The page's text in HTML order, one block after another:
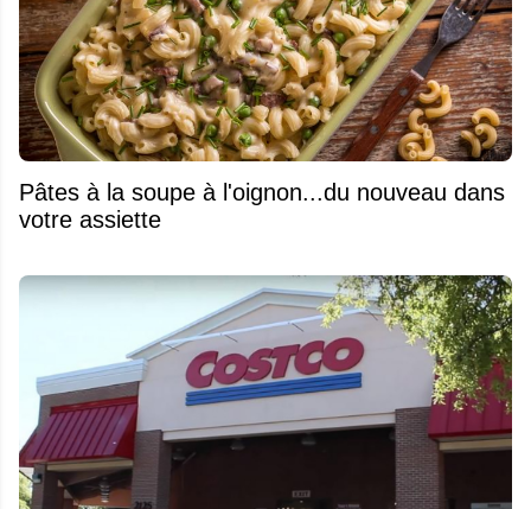
Pâtes à la soupe à l'oignon...du nouveau dans
votre assiette